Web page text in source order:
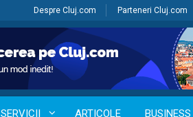
Despre Cluj.com Parteneri Cluj.com
SERVICII ARTICOLE BUSINESS